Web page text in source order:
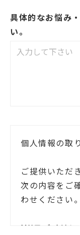
具体的なお悩み
い。
個人情報の取
ご提供いただ
次の内容をご
わせください。
MXモバイリ